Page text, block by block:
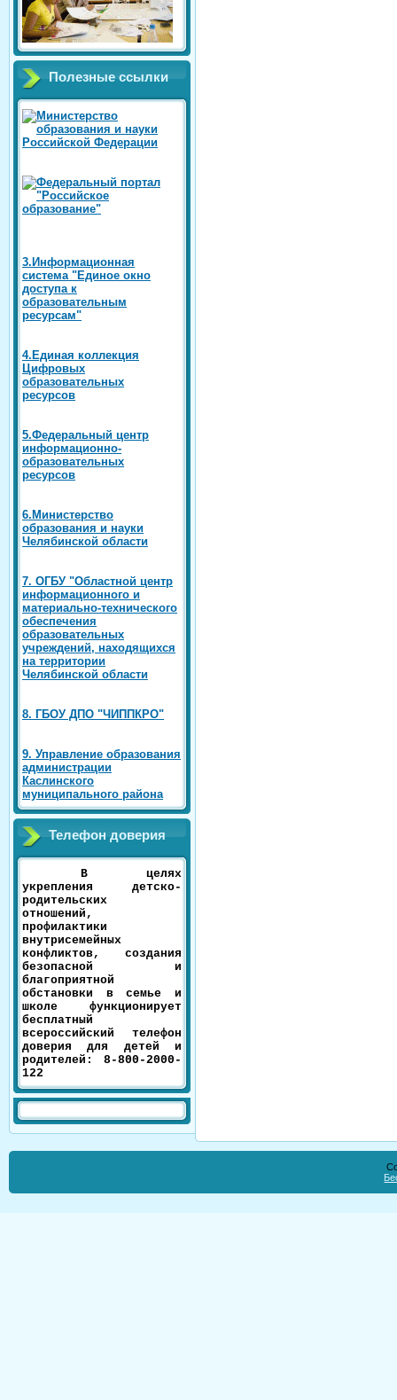
Полезные ссылки
3.Информационная
система "Единое окно
доступа к
образовательным
ресурсам"
4.Единая коллекция
Цифровых
образовательных
ресурсов
5.Федеральный центр
информационно-
образовательных
ресурсов
6.Министерство
образования и науки
Челябинской области
7. ОГБУ "Областной центр
информационного и
материально-технического
обеспечения
образовательных
учреждений, находящихся
на территории
Челябинской области
8. ГБОУ ДПО "ЧИППКРО"
9. Управление образования
администрации
Каслинского
муниципального района
Телефон доверия
В целях
укрепления детско-
родительских
отношений,
профилактики
внутрисемейных
конфликтов, создания
безопасной и
благоприятной
обстановки в семье и
школе функционирует
бесплатный
всероссийский телефон
доверия для детей и
родителей: 8-800-2000-
122